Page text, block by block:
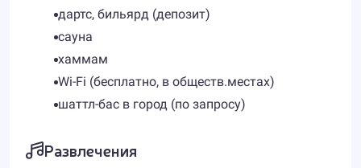
дартс, бильярд (депозит)
сауна
хаммам
Wi-Fi (бесплатно, в обществ.местах)
шаттл-бас в город (по запросу)
Развлечения